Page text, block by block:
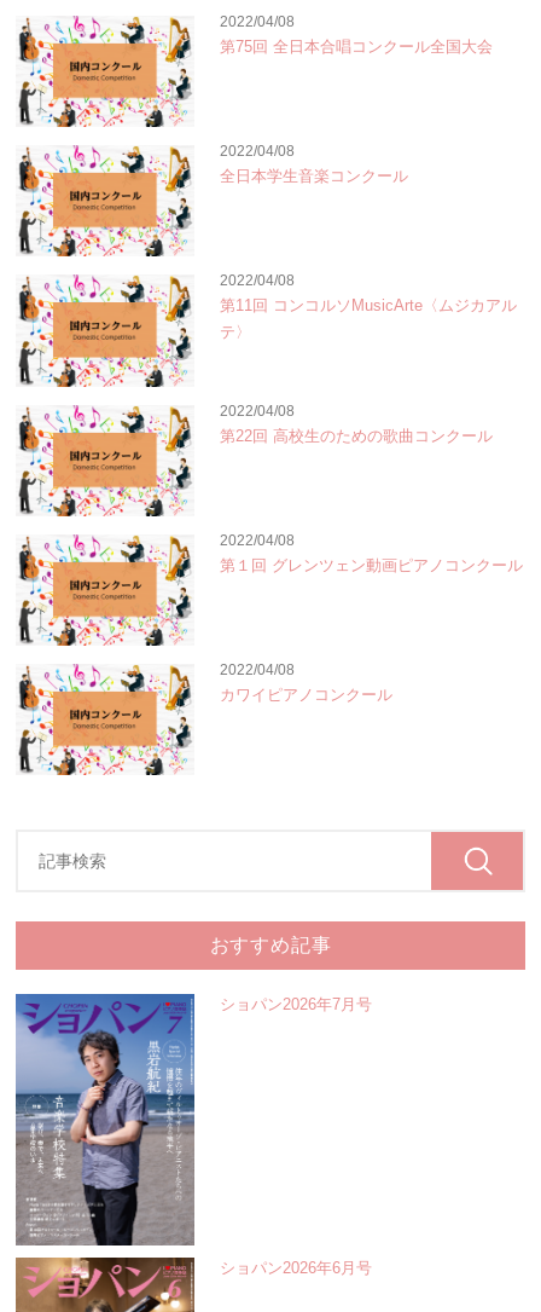
2022/04/08
第75回 全日本合唱コンクール全国大会
2022/04/08
全日本学生音楽コンクール
2022/04/08
第11回 コンコルソMusicArte〈ムジカアル
テ〉
2022/04/08
第22回 高校生のための歌曲コンクール
2022/04/08
第１回 グレンツェン動画ピアノコンクール
2022/04/08
カワイピアノコンクール
おすすめ記事
ショパン2026年7月号
ショパン2026年6月号